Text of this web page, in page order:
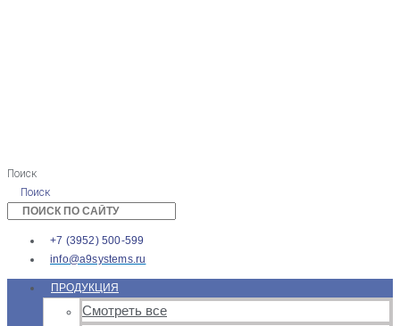
Поиск
Поиск
+7 (3952) 500-599
info@a9systems.ru
ПРОДУКЦИЯ
Смотреть все